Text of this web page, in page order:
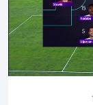
00:18